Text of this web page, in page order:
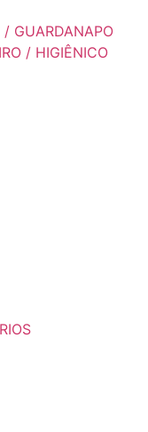
/ GUARDANAPO
/ HIGIÊNICO